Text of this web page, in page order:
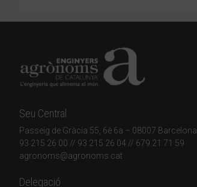
Seu Central
Passeig de Gràcia 55, 6è 6a – 08007 Barcelona
93 215 26 00 // 93 215 26 04 // 679 21 71 59
agronoms@agronoms.cat
Delegació